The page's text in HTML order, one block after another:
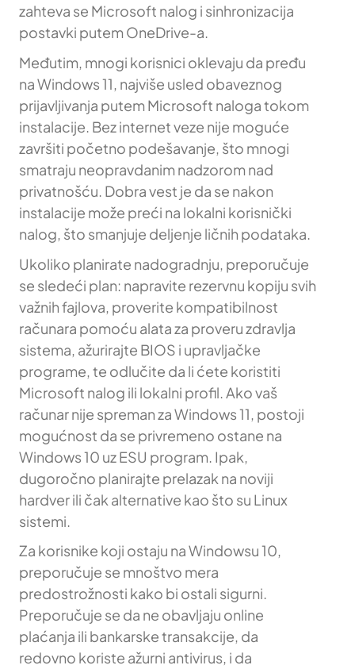
zahteva se Microsoft nalog i sinhronizacija
postavki putem OneDrive-a.
Međutim, mnogi korisnici oklevaju da pređu
na Windows 11, najviše usled obaveznog
prijavljivanja putem Microsoft naloga tokom
instalacije. Bez internet veze nije moguće
završiti početno podešavanje, što mnogi
smatraju neopravdanim nadzorom nad
privatnošću. Dobra vest je da se nakon
instalacije može preći na lokalni korisnički
nalog, što smanjuje deljenje ličnih podataka.
Ukoliko planirate nadogradnju, preporučuje
se sledeći plan: napravite rezervnu kopiju svih
važnih fajlova, proverite kompatibilnost
računara pomoću alata za proveru zdravlja
sistema, ažurirajte BIOS i upravljačke
programe, te odlučite da li ćete koristiti
Microsoft nalog ili lokalni profil. Ako vaš
računar nije spreman za Windows 11, postoji
mogućnost da se privremeno ostane na
Windows 10 uz ESU program. Ipak,
dugoročno planirajte prelazak na noviji
hardver ili čak alternative kao što su Linux
sistemi.
Za korisnike koji ostaju na Windowsu 10,
preporučuje se mnoštvo mera
predostrožnosti kako bi ostali sigurni.
Preporučuje se da ne obavljaju online
plaćanja ili bankarske transakcije, da
redovno koriste ažurni antivirus, i da